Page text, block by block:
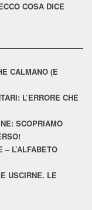
COSA DICE
CALMANO (E
L’ERRORE CHE
SCOPRIAMO
L’ALFABETO
USCIRNE. LE